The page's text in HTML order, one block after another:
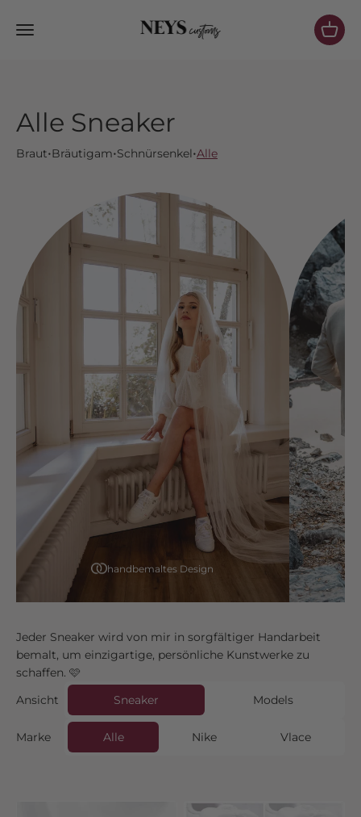
Menü
NeysCustoms
Alle Sneaker
Braut•Bräutigam•Schnürsenkel•Alle
handbemaltes Design
Jeder Sneaker wird von mir in sorgfältiger Handarbeit
bemalt, um einzigartige, persönliche Kunstwerke zu
schaffen. 🩷
Ansicht
Sneaker Models
Marke Alle Nike Vlace